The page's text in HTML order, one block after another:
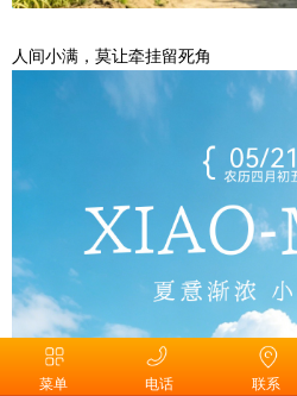
人间小满，莫让牵挂留死角
菜单 电话 联系